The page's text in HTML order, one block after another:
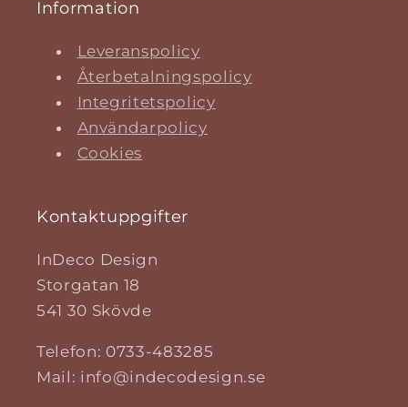
Information
Leveranspolicy
Återbetalningspolicy
Integritetspolicy
Användarpolicy
Cookies
Kontaktuppgifter
InDeco Design
Storgatan 18
541 30 Skövde
Telefon: 0733-483285
Mail: info@indecodesign.se